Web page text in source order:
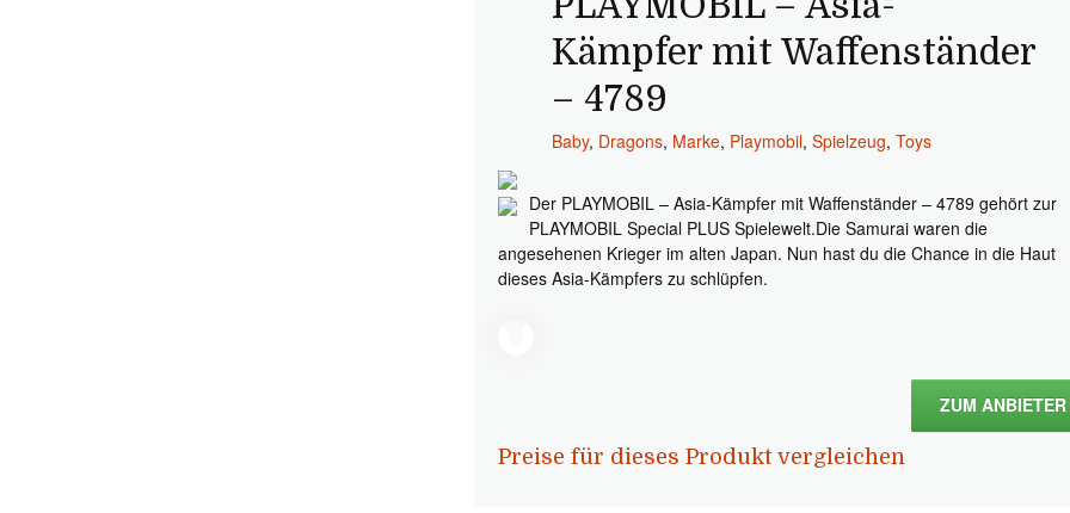
Kämpfer mit Waffenständer
– 4789
Baby, Dragons, Marke, Playmobil,Spielzeug,Toys
Der PLAYMOBIL – Asia-Kämpfer mit Waffenständer – 4789 gehört zur
PLAYMOBIL Special PLUS Spielewelt.Die Samurai waren die
angesehenen Krieger im alten Japan. Nun hast du die Chance in die Haut
dieses Asia-Kämpfers zu schlüpfen.
ZUM ANBIETER
Preise für dieses Produkt vergleichen